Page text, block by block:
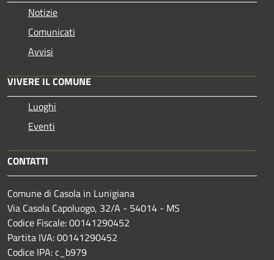
Notizie
Comunicati
Avvisi
VIVERE IL COMUNE
Luoghi
Eventi
CONTATTI
Comune di Casola in Lunigiana
Via Casola Capoluogo, 32/A - 54014 - MS
Codice Fiscale: 00141290452
Partita IVA: 00141290452
Codice IPA: c_b979